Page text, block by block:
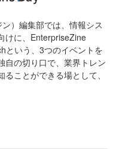
）編集部では、情報シス
けに、EnterpriseZine
という、3つのイベントを
自の切り口で、業界トレン
ことができる場として、